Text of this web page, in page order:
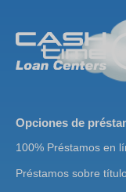
Opciones de
100% Préstamos en
Préstamos sobre